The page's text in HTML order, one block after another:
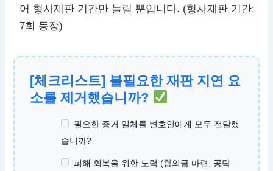
어 형사재판 기간만 늘릴 뿐입니다. (형사재판 기간:
7회 등장)
[체크리스트] 불필요한 재판 지연 요
소를 제거했습니까?
필요한 증거 일체를 변호인에게 모두 전달했
습니까?
피해 회복을 위한 노력 (합의금 마련, 공탁